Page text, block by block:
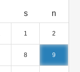
s n
1 2
8 9